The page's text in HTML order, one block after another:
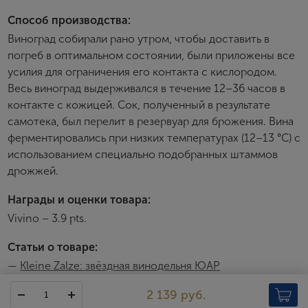
Способ производства:
Виноград собирали рано утром, чтобы доставить в
погреб в оптимальном состоянии, были приложены все
усилия для ограничения его контакта с кислородом.
Весь виноград выдерживался в течение 12–36 часов в
контакте с кожицей. Сок, полученный в результате
самотека, был перелит в резервуар для брожения. Вина
ферментировались при низких температурах (12–13 °C) с
использованием специально подобранных штаммов
дрожжей.
Награды и оценки товара:
Vivino – 3.9 pts.
Статьи о товаре:
— Kleine Zalze: звёздная винодельня ЮАР
2 139 руб.
Зарегистрироваться
Я согласен с условиями пользовательского
Я хочу получать инфромацию об акциях и купоны со
скидкой